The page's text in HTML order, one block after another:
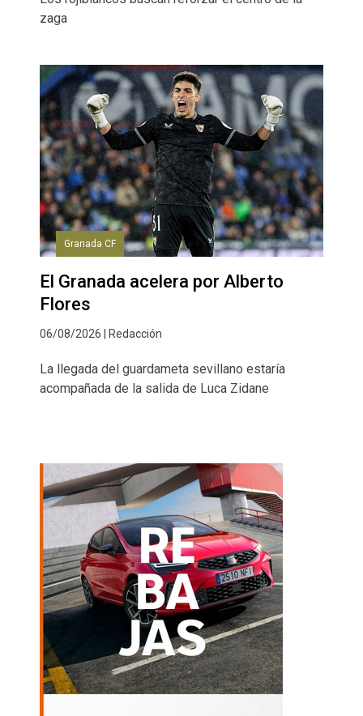
zaga
Granada CF
El Granada acelera por Alberto
Flores
06/08/2026 | Redacción
La llegada del guardameta sevillano estaría
acompañada de la salida de Luca Zidane